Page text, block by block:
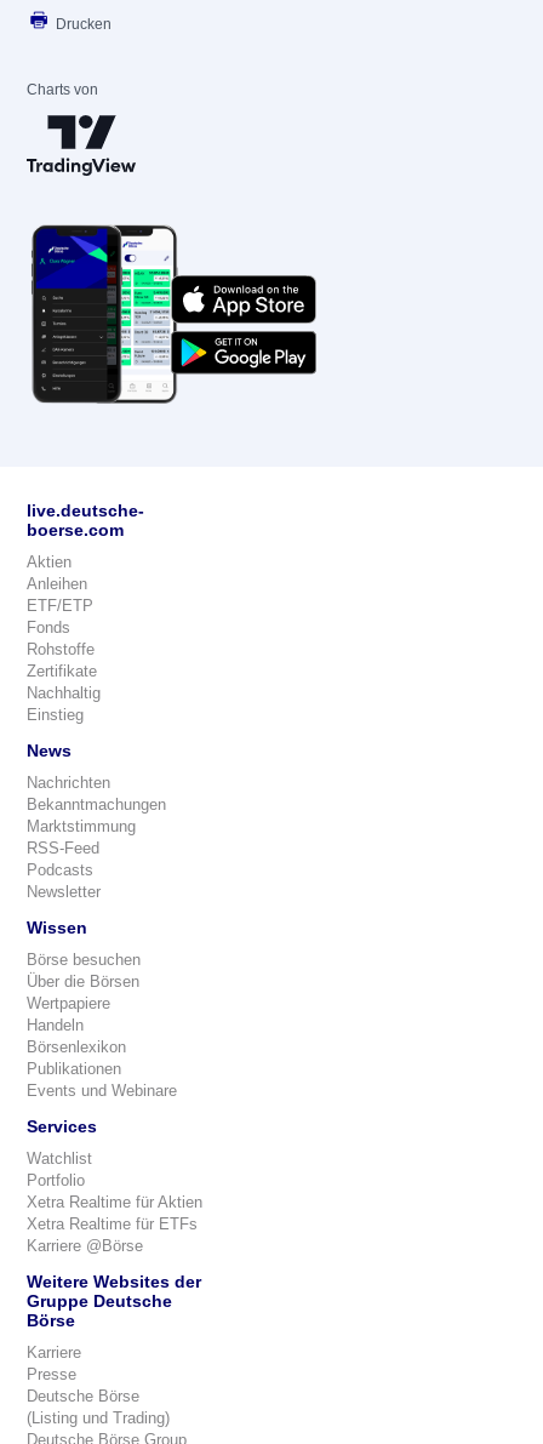
Drucken
Charts von
live.deutsche-
boerse.com
Aktien
Anleihen
ETF/ETP
Fonds
Rohstoffe
Zertifikate
Nachhaltig
Einstieg
News
Nachrichten
Bekanntmachungen
Marktstimmung
RSS-Feed
Podcasts
Newsletter
Wissen
Börse besuchen
Über die Börsen
Wertpapiere
Handeln
Börsenlexikon
Publikationen
Events und Webinare
Services
Watchlist
Portfolio
Xetra Realtime für Aktien
Xetra Realtime für ETFs
Karriere @Börse
Weitere Websites der
Gruppe Deutsche
Börse
Karriere
Presse
Deutsche Börse
(Listing und Trading)
Deutsche Börse Group